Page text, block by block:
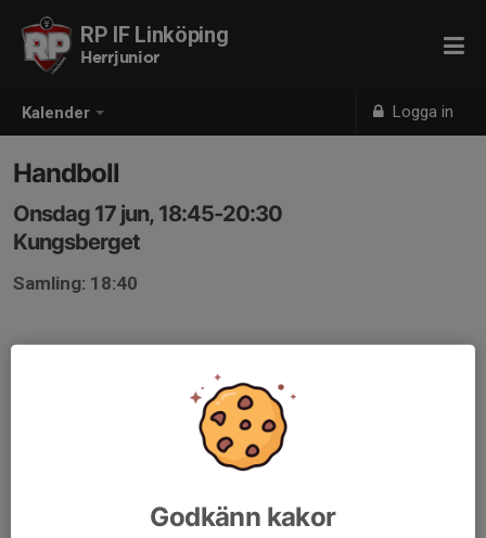
Kalender Logga in
RP IF Linköping
Herrjunior
Handboll
Onsdag 17 jun, 18:45-20:30
Kungsberget
Samling: 18:40
Godkänn kakor